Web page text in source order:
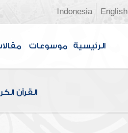
English
Indonesia
الرئيسية موسوعات
القرآن